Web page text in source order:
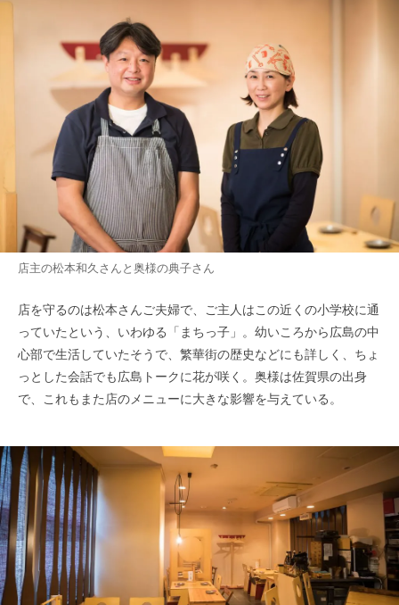
店主の松本和久さんと奥様の典子さん
店を守るのは松本さんご夫婦で、ご主人はこの近くの小学校に通
っていたという、いわゆる「まちっ子」。幼いころから広島の中
心部で生活していたそうで、繁華街の歴史などにも詳しく、ちょ
っとした会話でも広島トークに花が咲く。奥様は佐賀県の出身
で、これもまた店のメニューに大きな影響を与えている。